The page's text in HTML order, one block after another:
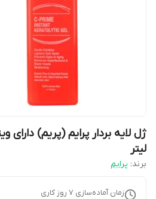
لیتر
برند: پرایم
زمان آماده‌سازی 7 روز کاری